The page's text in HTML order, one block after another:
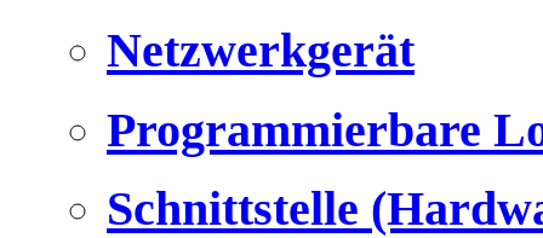
Netzwerkgerät
Programmierbare
Schnittstelle